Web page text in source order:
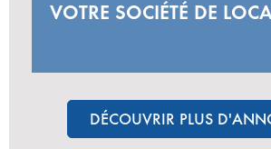
VOTRE SOCIÉTÉ DE
DÉCOUVRIR PLUS